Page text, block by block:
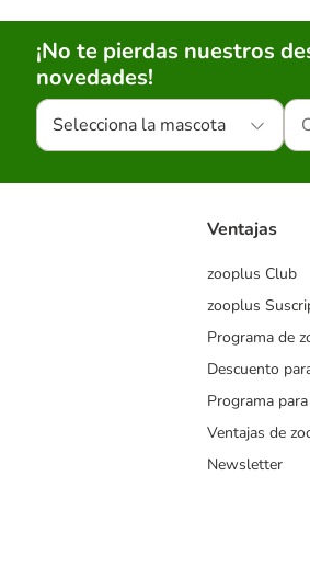
¡No te pierdas nuestros
novedades!
Selecciona la mascota
Ventajas
zooplus Club
zooplus
Programa de
Descuento
Programa
Ventajas de
Newsletter